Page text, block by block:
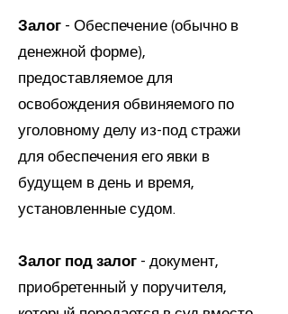
Залог - Обеспечение (обычно в
денежной форме),
предоставляемое для
освобождения обвиняемого по
уголовному делу из-под стражи
для обеспечения его явки в
будущем в день и время,
установленные судом.
Залог под залог - документ,
приобретенный у поручителя,